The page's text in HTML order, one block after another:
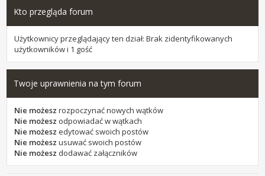
Kto przegląda forum
Użytkownicy przeglądający ten dział: Brak zidentyfikowanych
użytkowników i 1 gość
Twoje uprawnienia na tym forum
Nie możesz rozpoczynać nowych wątków
Nie możesz odpowiadać w wątkach
Nie możesz edytować swoich postów
Nie możesz usuwać swoich postów
Nie możesz dodawać załączników